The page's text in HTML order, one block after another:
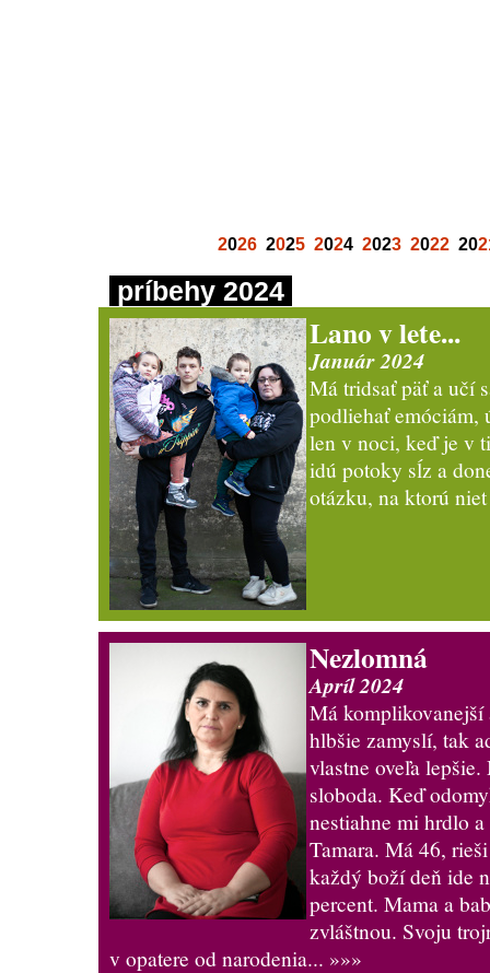
2026 2025 2024 2023 2022 20
príbehy 2024
Lano v lete...
Január 2024
Má tridsať päť a učí
podliehať emóciám,
len v noci, keď je v
idú potoky sĺz a
otázku, na ktorú
Nezlomná
Apríl 2024
Má komplikovanejší
hlbšie zamyslí, tak
vlastne oveľa
sloboda. Keď
nestiahne mi hrdlo
Tamara. Má 46,
každý boží deň ide
percent. Mama a
zvláštnou. Svoju
v opatere od narodenia... »»»